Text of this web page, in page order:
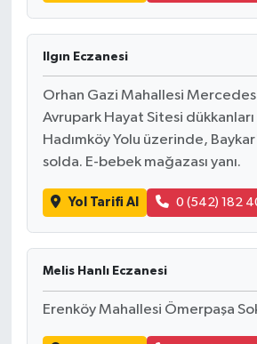
Ilgın Eczanesi
Orhan Gazi Mahallesi Mercedes
Avrupark Hayat Sitesi
Hadımköy Yolu üzerinde,
solda. E-bebek mağazası yanı.
Yol Tarifi Al 0 (542) 182
Melis Hanlı Eczanesi
Erenköy Mahallesi Ömerpaşa